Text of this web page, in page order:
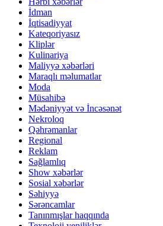
İdman
İqtisadiyyat
Kateqoriyasız
Kliplər
Kulinariya
Maliyyə xəbərləri
Maraqlı məlumatlar
Moda
Müsahibə
Mədəniyyət və İncəsənət
Nekroloq
Qəhrəmanlar
Regional
Reklam
Sağlamlıq
Show xəbərlər
Sosial xəbərlər
Səhiyyə
Sərəncamlar
Tanınmışlar haqqında